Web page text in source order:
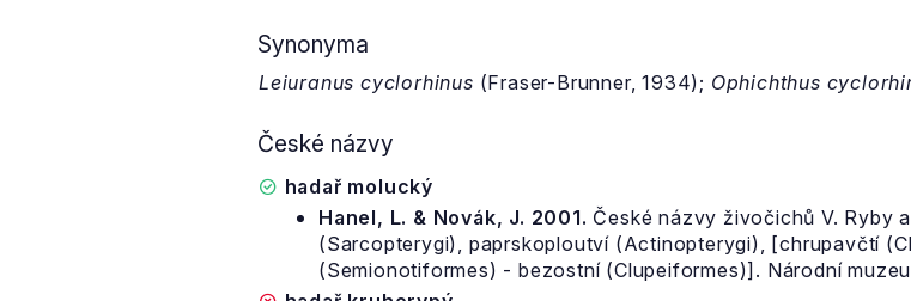
Synonyma
Leiuranus cyclorhinus (Fraser-Brunner, 1934); Ophichthus
České názvy
hadař molucký
Hanel, L. & Novák, J. 2001. České názvy živočichů V. Ryby
(Sarcopterygi), paprskoploutví (Actinopterygi), [chrupavčtí
(Semionotiformes) - bezostní (Clupeiformes)]. Národní